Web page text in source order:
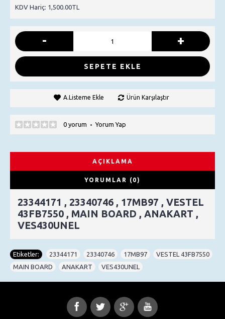
KDV Hariç: 1,500.00TL
- +
SEPETE EKLE
A.Listeme Ekle Ürün Karşılaştır
0 yorum •Yorum Yap
AÇIKLAMA
YORUMLAR (0)
23344171 , 23340746 , 17MB97 , VESTEL
43FB7550 , MAIN BOARD , ANAKART ,
VES430UNEL
Etiketler: 23344171 23340746 17MB97 VESTEL 43FB7550
MAIN BOARD
ANAKART VES430UNEL